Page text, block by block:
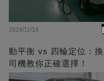
2024/11/18
動平衡 vs 四輪定位：
司機教你正確選擇！